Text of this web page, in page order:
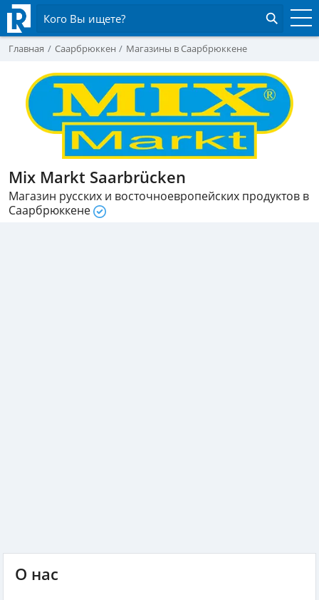
Кого Вы ищете?
Главная Саарбрюккен Магазины в Саарбрюккене
Mix Markt Saarbrücken
Магазин русских и восточноевропейских продуктов в
Саарбрюккене
О нас